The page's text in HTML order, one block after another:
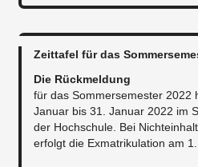
Zeittafel für das
Die Rückmeldung
für das Sommersemester 2022
Januar bis 31. Januar 2022 im
der Hochschule. Bei
erfolgt die Exmatrikulation am